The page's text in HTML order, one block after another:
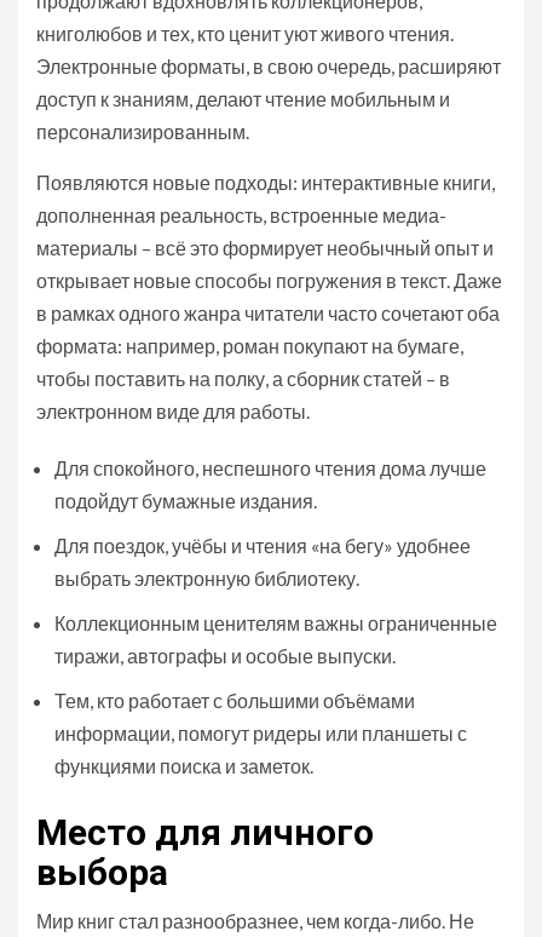
книголюбов и тех, кто ценит уют живого чтения.
Электронные форматы, в свою очередь, расширяют
доступ к знаниям, делают чтение мобильным и
персонализированным.
Появляются новые подходы: интерактивные книги,
дополненная реальность, встроенные медиа-
материалы – всё это формирует необычный опыт и
открывает новые способы погружения в текст. Даже
в рамках одного жанра читатели часто сочетают оба
формата: например, роман покупают на бумаге,
чтобы поставить на полку, а сборник статей – в
электронном виде для работы.
Для спокойного, неспешного чтения дома лучше
подойдут бумажные издания.
Для поездок, учёбы и чтения «на бегу» удобнее
выбрать электронную библиотеку.
Коллекционным ценителям важны ограниченные
тиражи, автографы и особые выпуски.
Тем, кто работает с большими объёмами
информации, помогут ридеры или планшеты с
функциями поиска и заметок.
Место для личного
выбора
Мир книг стал разнообразнее, чем когда-либо. Не